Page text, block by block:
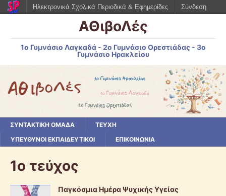
ΑΘιβοΛές
1ο Γυμνάσιο Λαγκαδά - 2ο Γυμνάσιο Ορεστιάδας - 3ο
Γυμνάσιο Ηρακλείου
ΣΥΝΤΑΚΤΙΚΗ ΟΜΑΔΑ
ΤΕΥΧΗ
ΥΠΕΥΘΥΝΟΙ ΕΚΠΑΙΔΕΥΤΙΚΟΙ
ΕΠΙΚΟΙΝΩΝΙΑ
1ο τεύχος
Παγκόσμια Ημέρα Ψυχικής Υγείας
Ηλεκτρονικά Σχολικά Περιοδικά & Εφημερίδες Σύνδεση